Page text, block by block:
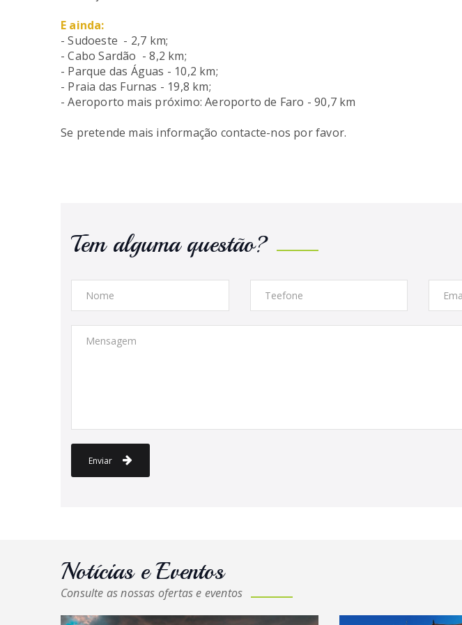
E ainda:
- Sudoeste - 2,7 km;
- Cabo Sardão - 8,2 km;
- Parque das Águas - 10,2 km;
- Praia das Furnas - 19,8 km;
- Aeroporto mais próximo: Aeroporto de Faro - 90,7 km
Se pretende mais informação contacte-nos por favor.
Tem alguma questão?
Enviar
Notícias e Eventos
Consulte as nossas ofertas e eventos